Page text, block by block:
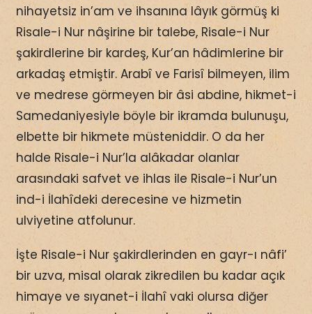
nihayetsiz in’am ve ihsanına lâyık görmüş ki
Risale-i Nur nâşirine bir talebe, Risale-i Nur
şakirdlerine bir kardeş, Kur’an hâdimlerine bir
arkadaş etmiştir. Arabî ve Farisî bilmeyen, ilim
ve medrese görmeyen bir âsi abdine, hikmet-i
Samedaniyesiyle böyle bir ikramda bulunuşu,
elbette bir hikmete müsteniddir. O da her
halde Risale-i Nur’la alâkadar olanlar
arasındaki safvet ve ihlas ile Risale-i Nur’un
ind-i İlahîdeki derecesine ve hizmetin
ulviyetine atfolunur.
İşte Risale-i Nur şakirdlerinden en gayr-ı nâfi’
bir uzva, misal olarak zikredilen bu kadar açık
himaye ve sıyanet-i İlahî vaki olursa diğer